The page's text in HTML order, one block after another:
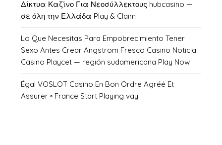
Δίκτυα Καζίνο Για Νεοσύλλεκτους hubcasino —
σε όλη την Ελλάδα Play & Claim
Lo Que Necesitas Para Empobrecimiento Tener
Sexo Antes Crear Angstrom Fresco Casino Noticia
Casino Playcet — región sudamericana Play Now
Égal VOSLOT Casino En Bon Ordre Agréé Et
Assurer ◦ France Start Playing vay